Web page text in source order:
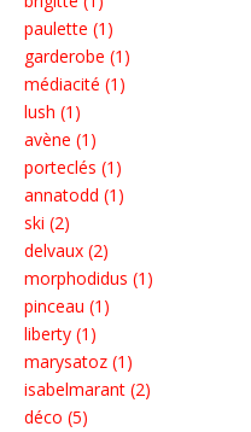
paulette (1)
garderobe (1)
médiacité (1)
lush (1)
avène (1)
porteclés (1)
annatodd (1)
ski (2)
delvaux (2)
morphodidus (1)
pinceau (1)
liberty (1)
marysatoz (1)
isabelmarant (2)
déco (5)